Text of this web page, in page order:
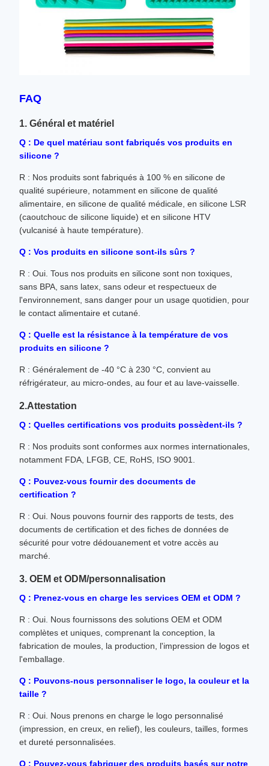
FAQ
1. Général et matériel
Q : De quel matériau sont fabriqués vos produits en
silicone ?
R : Nos produits sont fabriqués à 100 % en silicone de
qualité supérieure, notamment en silicone de qualité
alimentaire, en silicone de qualité médicale, en silicone LSR
(caoutchouc de silicone liquide) et en silicone HTV
(vulcanisé à haute température).
Q : Vos produits en silicone sont-ils sûrs ?
R : Oui. Tous nos produits en silicone sont non toxiques,
sans BPA, sans latex, sans odeur et respectueux de
l'environnement, sans danger pour un usage quotidien, pour
le contact alimentaire et cutané.
Q : Quelle est la résistance à la température de vos
produits en silicone ?
R : Généralement de -40 °C à 230 °C, convient au
réfrigérateur, au micro-ondes, au four et au lave-vaisselle.
2.Attestation
Q : Quelles certifications vos produits possèdent-ils ?
R : Nos produits sont conformes aux normes internationales,
notamment FDA, LFGB, CE, RoHS, ISO 9001.
Q : Pouvez-vous fournir des documents de
certification ?
R : Oui. Nous pouvons fournir des rapports de tests, des
documents de certification et des fiches de données de
sécurité pour votre dédouanement et votre accès au
marché.
3. OEM et ODM/personnalisation
Q : Prenez-vous en charge les services OEM et ODM ?
R : Oui. Nous fournissons des solutions OEM et ODM
complètes et uniques, comprenant la conception, la
fabrication de moules, la production, l'impression de logos et
l'emballage.
Q : Pouvons-nous personnaliser le logo, la couleur et la
taille ?
R : Oui. Nous prenons en charge le logo personnalisé
(impression, en creux, en relief), les couleurs, tailles, formes
et dureté personnalisées.
Q : Pouvez-vous fabriquer des produits basés sur notre